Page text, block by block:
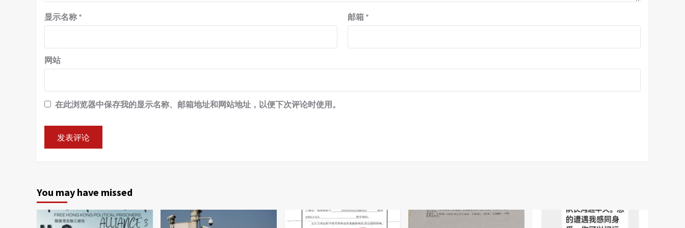
显示名称 * 邮箱 *
网站
在此浏览器中保存我的显示名称、邮箱地址和网站地址，以便下次评论时使用。
You may have missed